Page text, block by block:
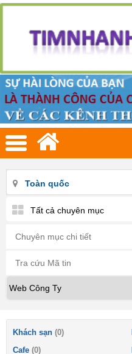
Toàn quốc
Tất cả chuyên mục
Khách sạn (0)
Cafe (0)